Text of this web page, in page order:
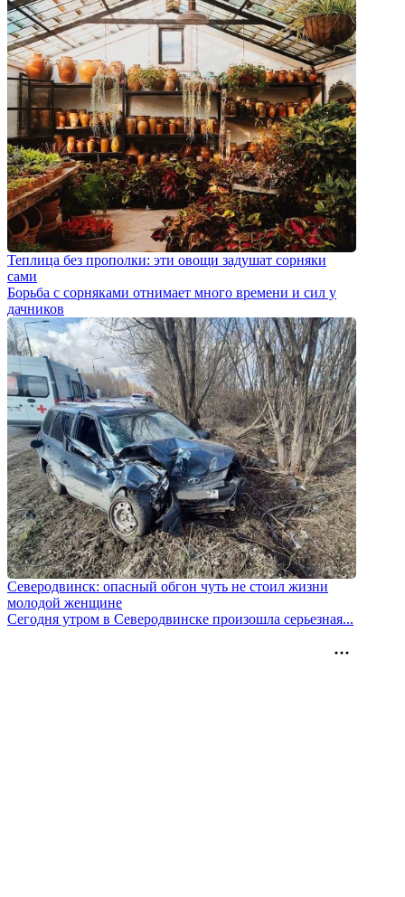
Теплица без прополки: эти овощи задушат сорняки
сами
Борьба с сорняками отнимает много времени и сил у
дачников
Северодвинск: опасный обгон чуть не стоил жизни
молодой женщине
Сегодня утром в Северодвинске произошла серьезная...